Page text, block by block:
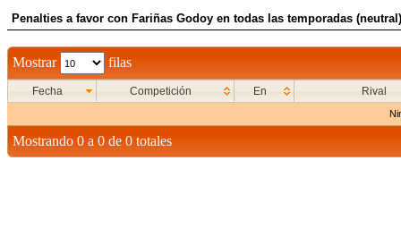
Penalties a favor con Fariñas Godoy en todas las temporadas (neutral)
Mostrar filas
Fecha Competición En Rival
Mostrando 0 a 0 de 0 totales